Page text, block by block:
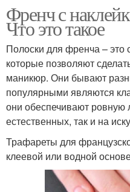
Френч с
Что это такое
Полоски для френча –
которые позволяют
маникюр. Они бывают
популярными являются
они обеспечивают ровную
естественных, так и на
Трафареты для
клеевой или водной